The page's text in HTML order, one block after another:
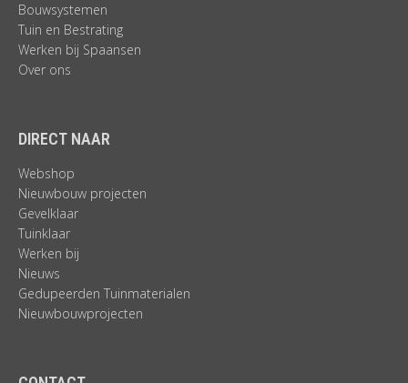
Bouwsystemen
Tuin en Bestrating
Werken bij Spaansen
Over ons
DIRECT NAAR
Webshop
Nieuwbouw projecten
Gevelklaar
Tuinklaar
Werken bij
Nieuws
Gedupeerden Tuinmaterialen
Nieuwbouwprojecten